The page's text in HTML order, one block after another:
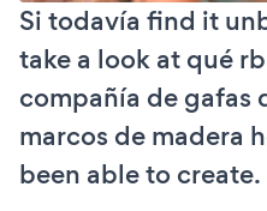
Si todavía find it
take a look at qué
compañía de gafas
marcos de madera
been able to create.